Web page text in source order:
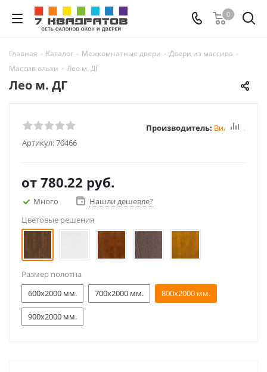
0
Главная - Каталог - Межкомнатные двери - Двери из массива -
Массив ольхи - Лео м. ДГ
Лео м. ДГ
Артикул:70466
Производитель: Вилейка
от 780.22 руб.
Много
Нашли дешевле?
Цветовые решения
Размер полотна
600x2000 мм.
700x2000 мм. 800x2000 мм.
900x2000 мм.